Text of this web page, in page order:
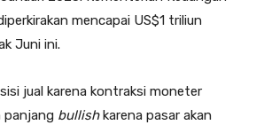
mencapai US$1 triliun
Juni ini.
jual karena kontraksi moneter
panjang bullishkarena pasar akan